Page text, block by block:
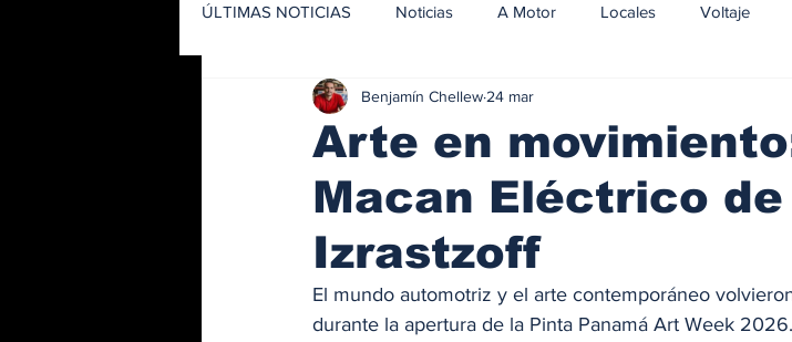
ÚLTIMAS NOTICIAS Noticias A Motor Locales Voltaje
Arte en
Macan Eléctrico
Izrastzoff
Benjamín Chellew 24 mar
El mundo automotriz y el arte contemporáneo
durante la apertura de la Pinta Panamá Art Week